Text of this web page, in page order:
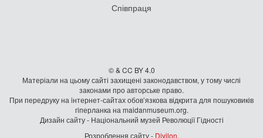
Співпраця
© & CC BY 4.0
Матеріали на цьому сайті захищені законодавством, у тому числі
законами про авторське право.
При передруку на iнтернет-сайтах обов’язкова відкрита для пошуковиків
гiперланка на maidanmuseum.org.
Дизайн сайту - Національний музей Революції Гідності
Розроблення сайту - Divilon.